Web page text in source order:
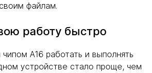
файлам.
работу быстро
A16 работать и выполнять
устройстве стало проще, чем